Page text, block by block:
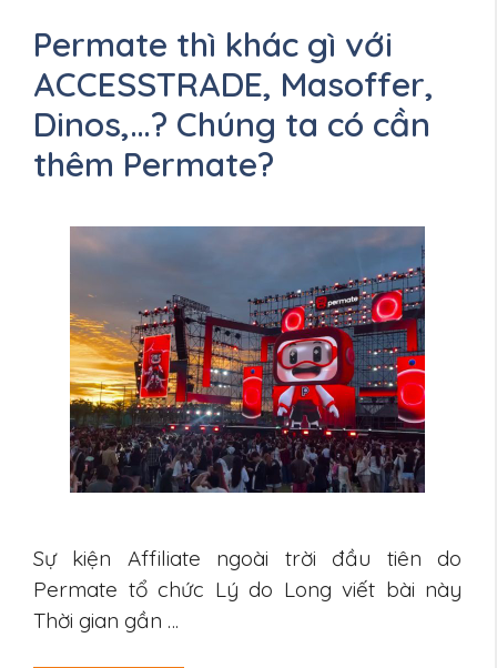
Permate thì khác gì với
ACCESSTRADE, Masoffer,
Dinos,…? Chúng ta có cần
thêm Permate?
Sự kiện Affiliate ngoài trời đầu tiên do
Permate tổ chức Lý do Long viết bài này
Thời gian gần …